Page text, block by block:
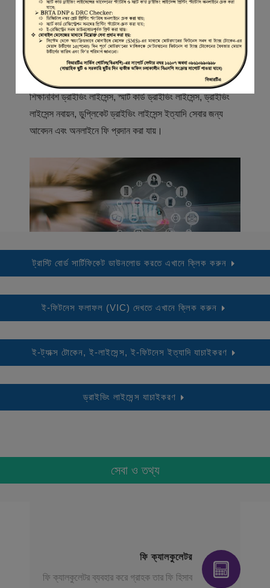
স্বাগতম
বিআরটিএ সার্ভিস পোর্টাল (বিএসপি) বাংলাদেশ রোড ট্রান্সপোর্ট অথরিটি
(বিআরটিএ) এর একটি অনলাইন সেবা প্রদানের মাধ্যম যেখানে ড্রাইভার,
মোটরযান মালিক, মোটরযান বিক্রেতাদের নিবন্ধিত করা হয় এবং
শিক্ষানবিশ ড্রাইভিং লাইসেন্স, স্মার্ট কার্ড ড্রাইভিং লাইসেন্স, ড্রাইভিং
লাইসেন্স নবায়ন, ডুপ্লিকেট ড্রাইভিং লাইসেন্স ইত্যাদি সেবার জন্য
আবেদন এবং অনলাইনে ফি প্রদান করা যায়।
ট্রাস্টি বোর্ড সার্টিফিকেট ডাউনলোড করতে এখানে ক্লিক করুন
ই-ফিটনেস ফলাফল (VIC) দেখতে এখানে ক্লিক করুন
ই-ট্যাক্স টোকেন, ই-লাইসেন্স, ই-ফিটনেস ইত্যাদি যাচাইকরণ
ড্রাইভিং লাইসেন্স যাচাইকরণ
সেবা ও তথ্য
ফি ক্যালকুলেটর
ফি ক্যালকুলেটর ব্যবহার করে গ্রাহক তার ফি হিসাব